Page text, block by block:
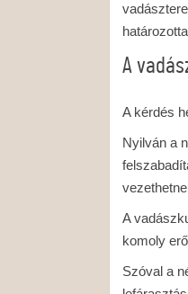
A
A kérdés
Nyilván a
A
komoly
Szóval a